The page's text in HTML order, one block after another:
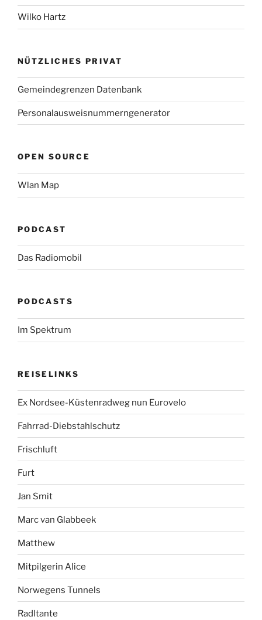
Wilko Hartz
NÜTZLICHES PRIVAT
Gemeindegrenzen Datenbank
Personalausweisnummerngenerator
OPEN SOURCE
Wlan Map
PODCAST
Das Radiomobil
PODCASTS
Im Spektrum
REISELINKS
Ex Nordsee-Küstenradweg nun Eurovelo
Fahrrad-Diebstahlschutz
Frischluft
Furt
Jan Smit
Marc van Glabbeek
Matthew
Mitpilgerin Alice
Norwegens Tunnels
Radltante